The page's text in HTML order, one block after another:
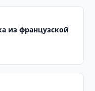
из французской